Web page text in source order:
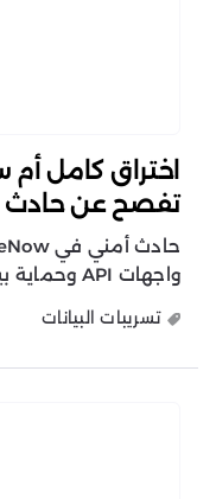
تفصح عن حادث
واجهات API وحماية بيانات العملاء الحساسة.
تسريبات البيانات